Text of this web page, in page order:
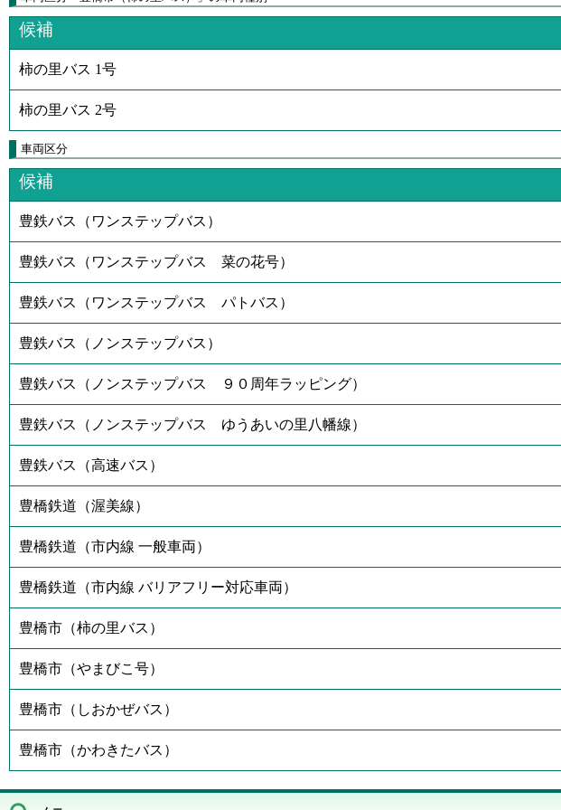
候補
柿の里バス 1号
柿の里バス 2号
車両区分
候補
豊鉄バス（ワンステップバス）
豊鉄バス（ワンステップバス 菜の花号）
豊鉄バス（ワンステップバス パトバス）
豊鉄バス（ノンステップバス）
豊鉄バス（ノンステップバス ９０周年ラッピング）
豊鉄バス（ノンステップバス ゆうあいの里八幡線）
豊鉄バス（高速バス）
豊橋鉄道（渥美線）
豊橋鉄道（市内線 一般車両）
豊橋鉄道（市内線 バリアフリー対応車両）
豊橋市（柿の里バス）
豊橋市（やまびこ号）
豊橋市（しおかぜバス）
豊橋市（かわきたバス）